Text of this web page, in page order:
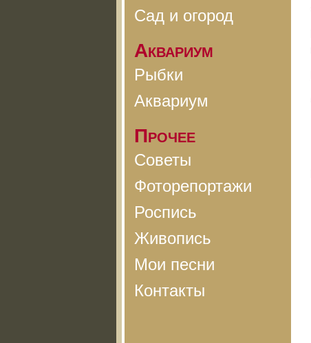
Сад и огород
Аквариум
Рыбки
Аквариум
Прочее
Советы
Фоторепортажи
Роспись
Живопись
Мои песни
Контакты